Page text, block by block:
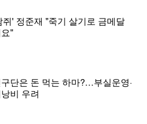
쥐' 정준재 "죽기 살기로 금메달
"
단은 돈 먹는 하마?…부실운영·
비 우려